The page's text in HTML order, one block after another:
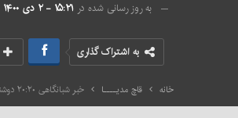
به روز رسانی شده در ۱۵:۲۱ - ۲ دی ۱۴۰۰
به اشتراک گذاری
خانه قاچ مدیــــا خبر شبانگاهی ٢۰:٢٠ دوشنبه ۲۹ آذر ۱۴۰۰